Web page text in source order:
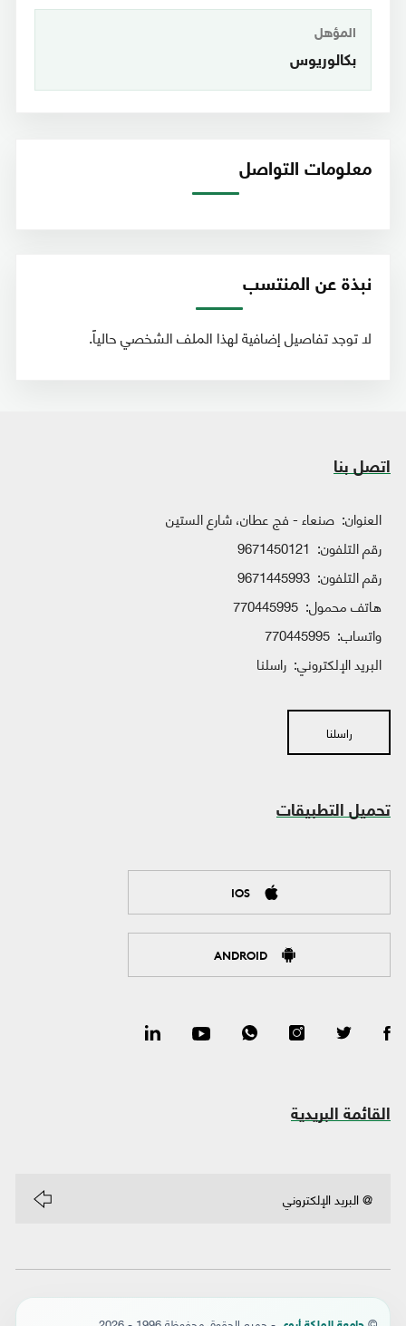
المؤهل
بكالوريوس
معلومات التواصل
نبذة عن المنتسب
لا توجد تفاصيل إضافية لهذا الملف الشخصي حالياً.
اتصل بنا
العنوان: صنعاء - فج عطان، شارع الستين
رقم التلفون: 9671450121
رقم التلفون: 9671445993
هاتف محمول: 770445995
واتساب:
البريد الإلكتروني: راسلنا
راسلنا
تحميل التطبيقات
IOS
ANDROID
القائمة البريدية